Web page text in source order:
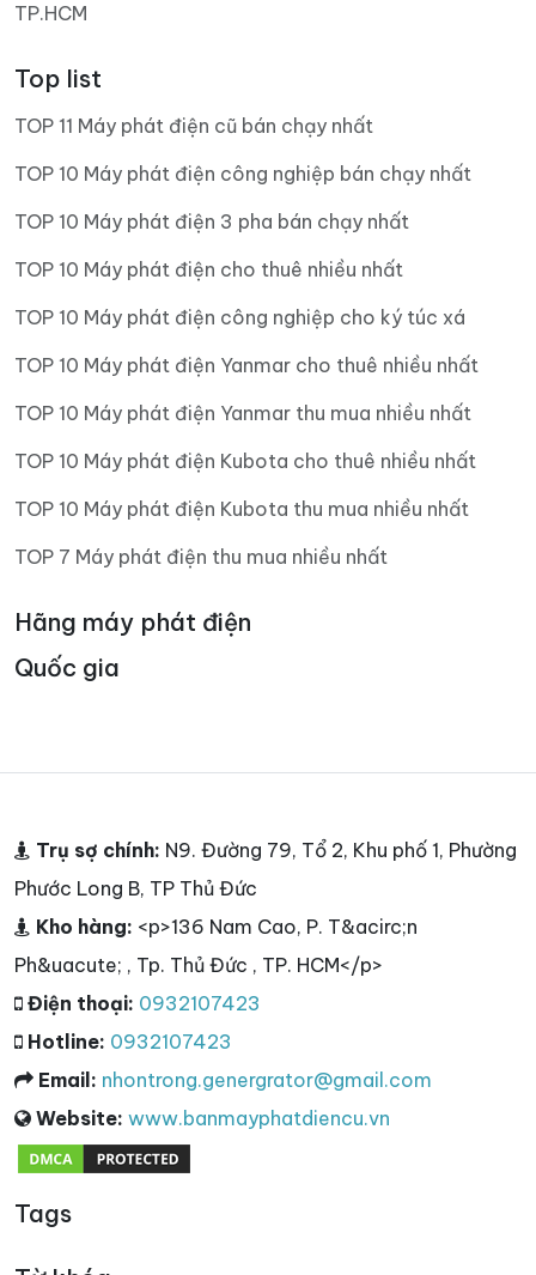
TP.HCM
Top list
TOP 11 Máy phát điện cũ bán chạy nhất
TOP 10 Máy phát điện công nghiệp bán chạy nhất
TOP 10 Máy phát điện 3 pha bán chạy nhất
TOP 10 Máy phát điện cho thuê nhiều nhất
TOP 10 Máy phát điện công nghiệp cho ký túc xá
TOP 10 Máy phát điện Yanmar cho thuê nhiều nhất
TOP 10 Máy phát điện Yanmar thu mua nhiều nhất
TOP 10 Máy phát điện Kubota cho thuê nhiều nhất
TOP 10 Máy phát điện Kubota thu mua nhiều nhất
TOP 7 Máy phát điện thu mua nhiều nhất
Hãng máy phát điện
Quốc gia
Trụ sợ chính: N9. Đường 79, Tổ 2, Khu phố 1, Phường
Phước Long B, TP Thủ Đức
Kho hàng: <p>136 Nam Cao, P. T&acirc;n
Ph&uacute; , Tp. Thủ Đức , TP. HCM</p>
Điện thoại: 0932107423
Hotline: 0932107423
Email: nhontrong.genergrator@gmail.com
Website: www.banmayphatdiencu.vn
Tags